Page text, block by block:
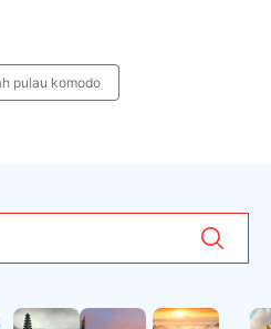
pulau komodo